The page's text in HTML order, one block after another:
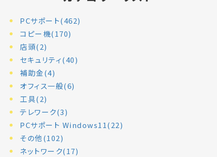
PCサポート(462)
コピー機(170)
店頭(2)
セキュリティ(40)
補助金(4)
オフィス一般(6)
工具(2)
テレワーク(3)
PCサポート Windows11(22)
その他(102)
ネットワーク(17)